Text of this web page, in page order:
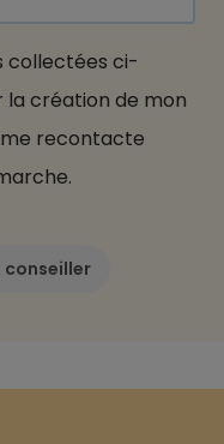
collectées ci-
la création de mon
me recontacte
conseiller